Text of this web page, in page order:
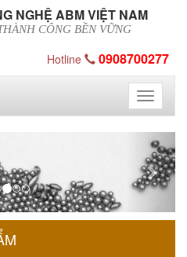
NGHỆ ABM VIỆT NAM
CÔNG BỀN VỮNG
Hotline 0908700277
Toggle
Next